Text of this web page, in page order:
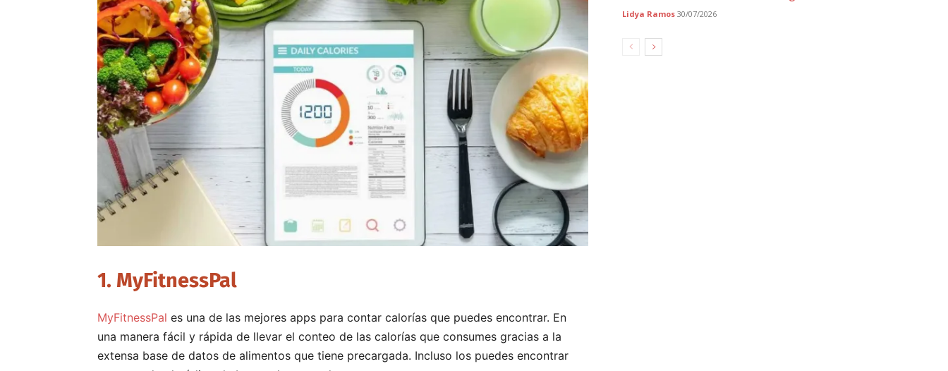
1. MyFitnessPal
MyFitnessPal es una de las mejores apps para contar calorías que puedes encontrar. En
una manera fácil y rápida de llevar el conteo de las calorías que consumes gracias a la
extensa base de datos de alimentos que tiene precargada. Incluso los puedes encontrar
Lidya Ramos 30/07/2026